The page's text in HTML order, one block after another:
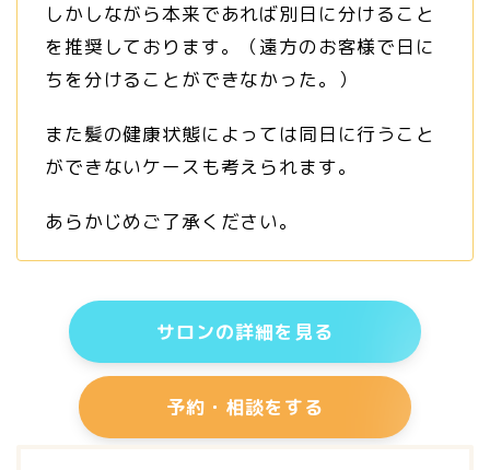
しかしながら本来であれば別日に分けること
を推奨しております。（遠方のお客様で日に
ちを分けることができなかった。）
また髪の健康状態によっては同日に行うこと
ができないケースも考えられます。
あらかじめご了承ください。
サロンの詳細を見る
予約・相談をする